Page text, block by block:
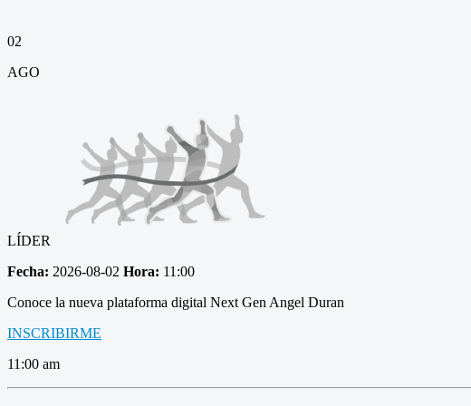
02
AGO
LÍDER
Fecha: 2026-08-02 Hora: 11:00
Conoce la nueva plataforma digital Next Gen Angel Duran
INSCRIBIRME
11:00 am